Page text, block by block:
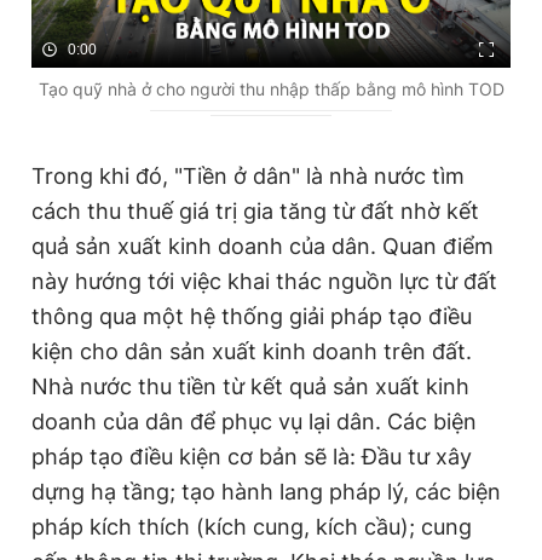
0:00
Tạo quỹ nhà ở cho người thu nhập thấp bằng mô hình TOD
Trong khi đó, "Tiền ở dân" là nhà nước tìm
cách thu thuế giá trị gia tăng từ đất nhờ kết
quả sản xuất kinh doanh của dân. Quan điểm
này hướng tới việc khai thác nguồn lực từ đất
thông qua một hệ thống giải pháp tạo điều
kiện cho dân sản xuất kinh doanh trên đất.
Nhà nước thu tiền từ kết quả sản xuất kinh
doanh của dân để phục vụ lại dân. Các biện
pháp tạo điều kiện cơ bản sẽ là: Đầu tư xây
dựng hạ tầng; tạo hành lang pháp lý, các biện
pháp kích thích (kích cung, kích cầu); cung